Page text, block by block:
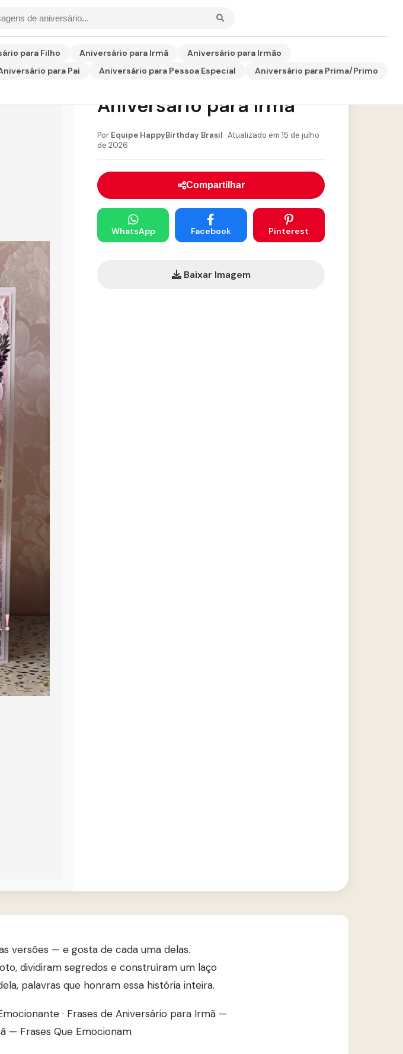
para Filho Aniversário para Irmã
Aniversário para Irmão
para Pai Aniversário para Pessoa Especial
Aniversário para Prima/Primo
Mensagem de
Aniversário para Irmã
Por Equipe HappyBirthday Brasil · Atualizado em 15 de julho
de 2026
Compartilhar
WhatsApp Facebook Pinterest
Baixar Imagem
versões — e gosta de cada uma delas.
dividiram segredos e construíram um laço
palavras que honram essa história inteira.
· Frases de Aniversário para Irmã —
— Frases Que Emocionam